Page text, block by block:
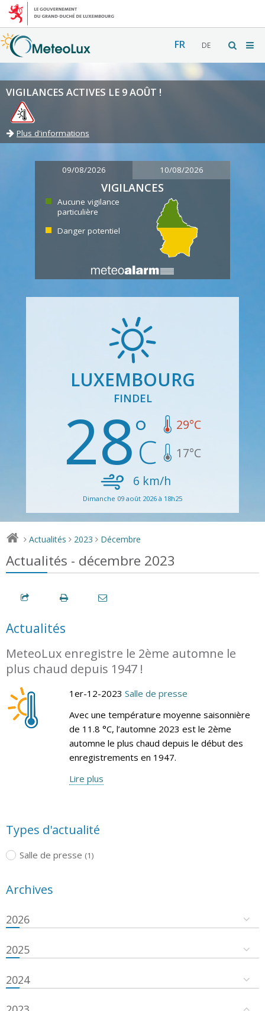
FR DE
VIGILANCES ACTIVES LE 9 AOÛT !
Plus d'informations
09/08/2026 10/08/2026
VIGILANCES
Aucune vigilance
particulière
Danger potentiel
LUXEMBOURG
FINDEL
28 29°C
17°C
6 km/h
Dimanche 09 août 2026 à 18h25
> Actualités > 2023 > Décembre
Actualités - décembre 2023
Actualités
MeteoLux enregistre le 2ème automne le
plus chaud depuis 1947 !
1er-12-2023 Salle de presse
Avec une température moyenne saisonnière
de 11.8 °C, l’automne 2023 est le 2ème
automne le plus chaud depuis le début des
enregistrements en 1947.
Lire plus
Types d'actualité
Salle de presse (1)
Archives
2026
2025
2024